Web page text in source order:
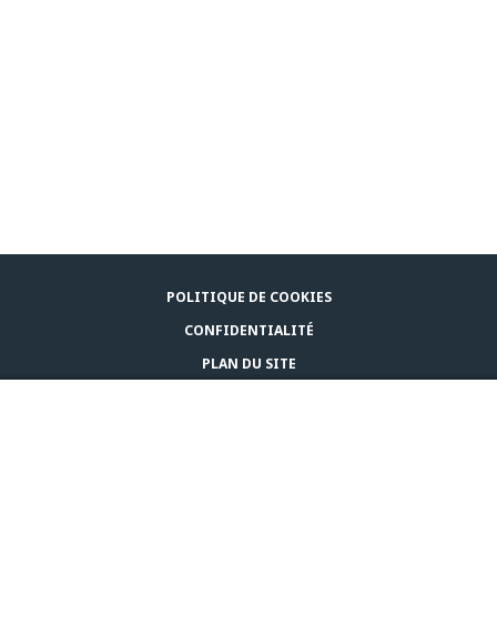
POLITIQUE DE COOKIES
CONFIDENTIALITÉ
PLAN DU SITE